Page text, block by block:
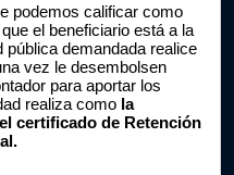
podemos calificar como
el beneficiario está a la
pública demandada realice
vez le desembolsen
para aportar los
realiza como la